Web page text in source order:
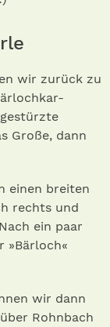
wir zurück zu
Große, dann
einen breiten
rechts und
ein paar
»Bärloch«
wir dann
Rohnbach